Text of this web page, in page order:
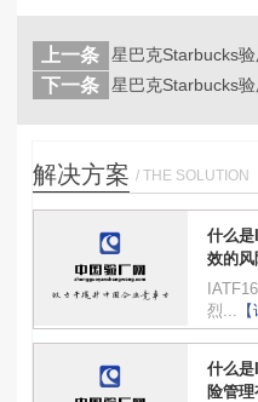
上一条 星巴克Starbucks验
下一条 星巴克Starbucks验
解决方案 / THE SOLUTION
什么是
效的风
烈...
什么是
险管理